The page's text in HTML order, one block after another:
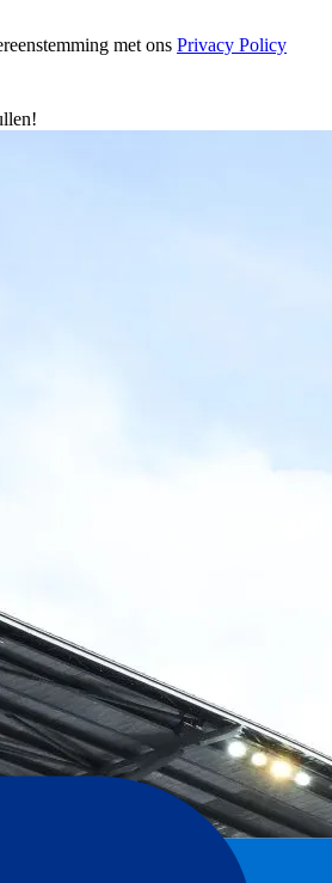
met ons Privacy Policy